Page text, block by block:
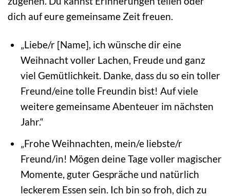
dich auf eure gemeinsame Zeit freuen.
„Liebe/r [Name], ich wünsche dir eine
Weihnacht voller Lachen, Freude und ganz
viel Gemütlichkeit. Danke, dass du so ein toller
Freund/eine tolle Freundin bist! Auf viele
weitere gemeinsame Abenteuer im nächsten
Jahr.“
„Frohe Weihnachten, mein/e liebste/r
Freund/in! Mögen deine Tage voller magischer
Momente, guter Gespräche und natürlich
leckerem Essen sein. Ich bin so froh, dich zu